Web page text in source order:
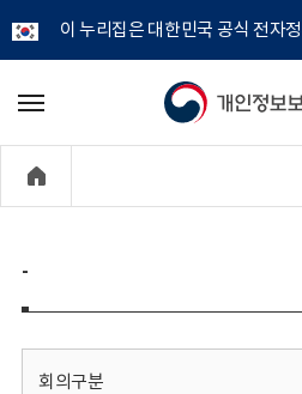
이 누리집은 대한민국 공식 전자
개
정
보
메
기
-
회의구분